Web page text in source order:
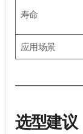
寿命
应用场景
选型建议